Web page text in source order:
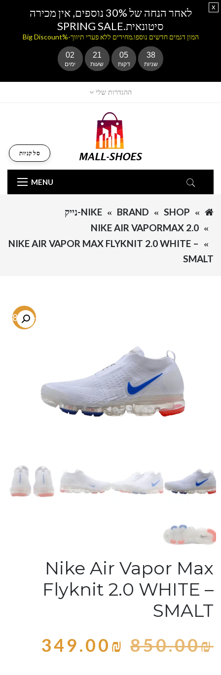
ההגדרות שלי
MENU
סל קניות
SHOP
BRAND
NIKE-נייק
NIKE AIR VAPORMAX 2.0
NIKE AIR VAPOR MAX FLYKNIT 2.0 WHITE –
SMALT
-58.9%
Nike Air Vapor Max
Flyknit 2.0 WHITE –
SMALT
850.00₪
349.00₪
לאחר הנחה של 30% נוספים, אין מכירה
סיטונאית.SPRING SALE
המון דגמים חדשים נוספו.מחירים ללא פערי תיווך-%Big Discount
02
ימים
21
שעות
05
דקות
37
שניות
x